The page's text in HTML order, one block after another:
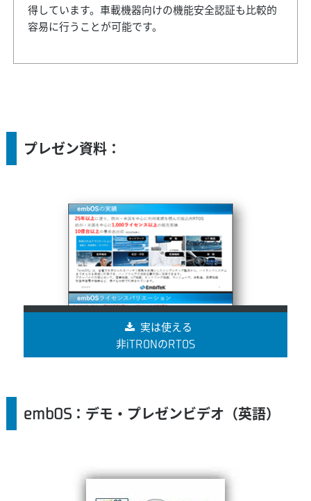
得しています。車載機器向けの機能安全認証も比較的
容易に行うことが可能です。
プレゼン資料：
実は使える
非iTRONのRTOS
embOS：デモ・プレゼンビデオ（英語）